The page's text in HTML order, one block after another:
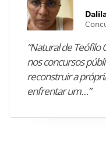
“Natural de Teófilo
nos concursos
reconstruir a
enfrentar um…”